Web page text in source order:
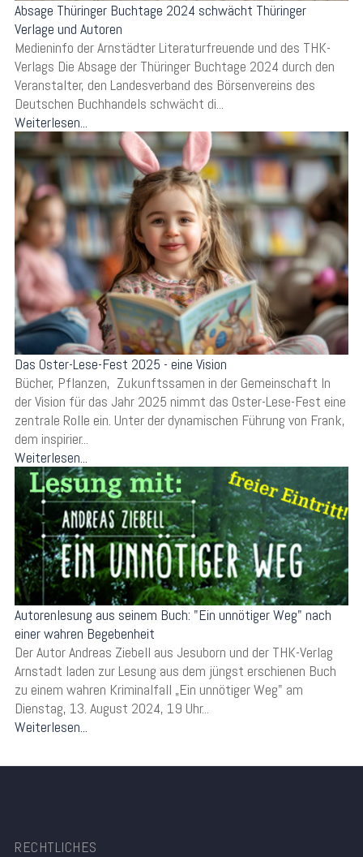
Absage Thüringer Buchtage 2024 schwächt Thüringer
Verlage und Autoren
Medieninfo der Arnstädter Literaturfreuende und des THK-
Verlags Die Absage der Thüringer Buchtage 2024 durch den
Veranstalter, den Landesverband des Börsenvereins des
Deutschen Buchhandels schwächt di...
Weiterlesen...
Das Oster-Lese-Fest 2025 - eine Vision
Bücher, Pflanzen, Zukunftssamen in der Gemeinschaft In
der Vision für das Jahr 2025 nimmt das Oster-Lese-Fest eine
zentrale Rolle ein. Unter der dynamischen Führung von Frank,
dem inspirier...
Weiterlesen...
Autorenlesung aus seinem Buch: "Ein unnötiger Weg" nach
einer wahren Begebenheit
Der Autor Andreas Ziebell aus Jesuborn und der THK-Verlag
Arnstadt laden zur Lesung aus dem jüngst erschienen Buch
zu einem wahren Kriminalfall „Ein unnötiger Weg" am
Dienstag, 13. August 2024, 19 Uhr...
Weiterlesen...
RECHTLICHES